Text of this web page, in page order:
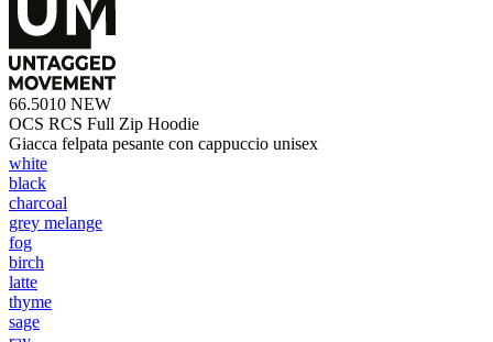
66.5010 NEW
OCS RCS Full Zip Hoodie
Giacca felpata pesante con cappuccio unisex
white
black
charcoal
grey melange
fog
birch
latte
thyme
sage